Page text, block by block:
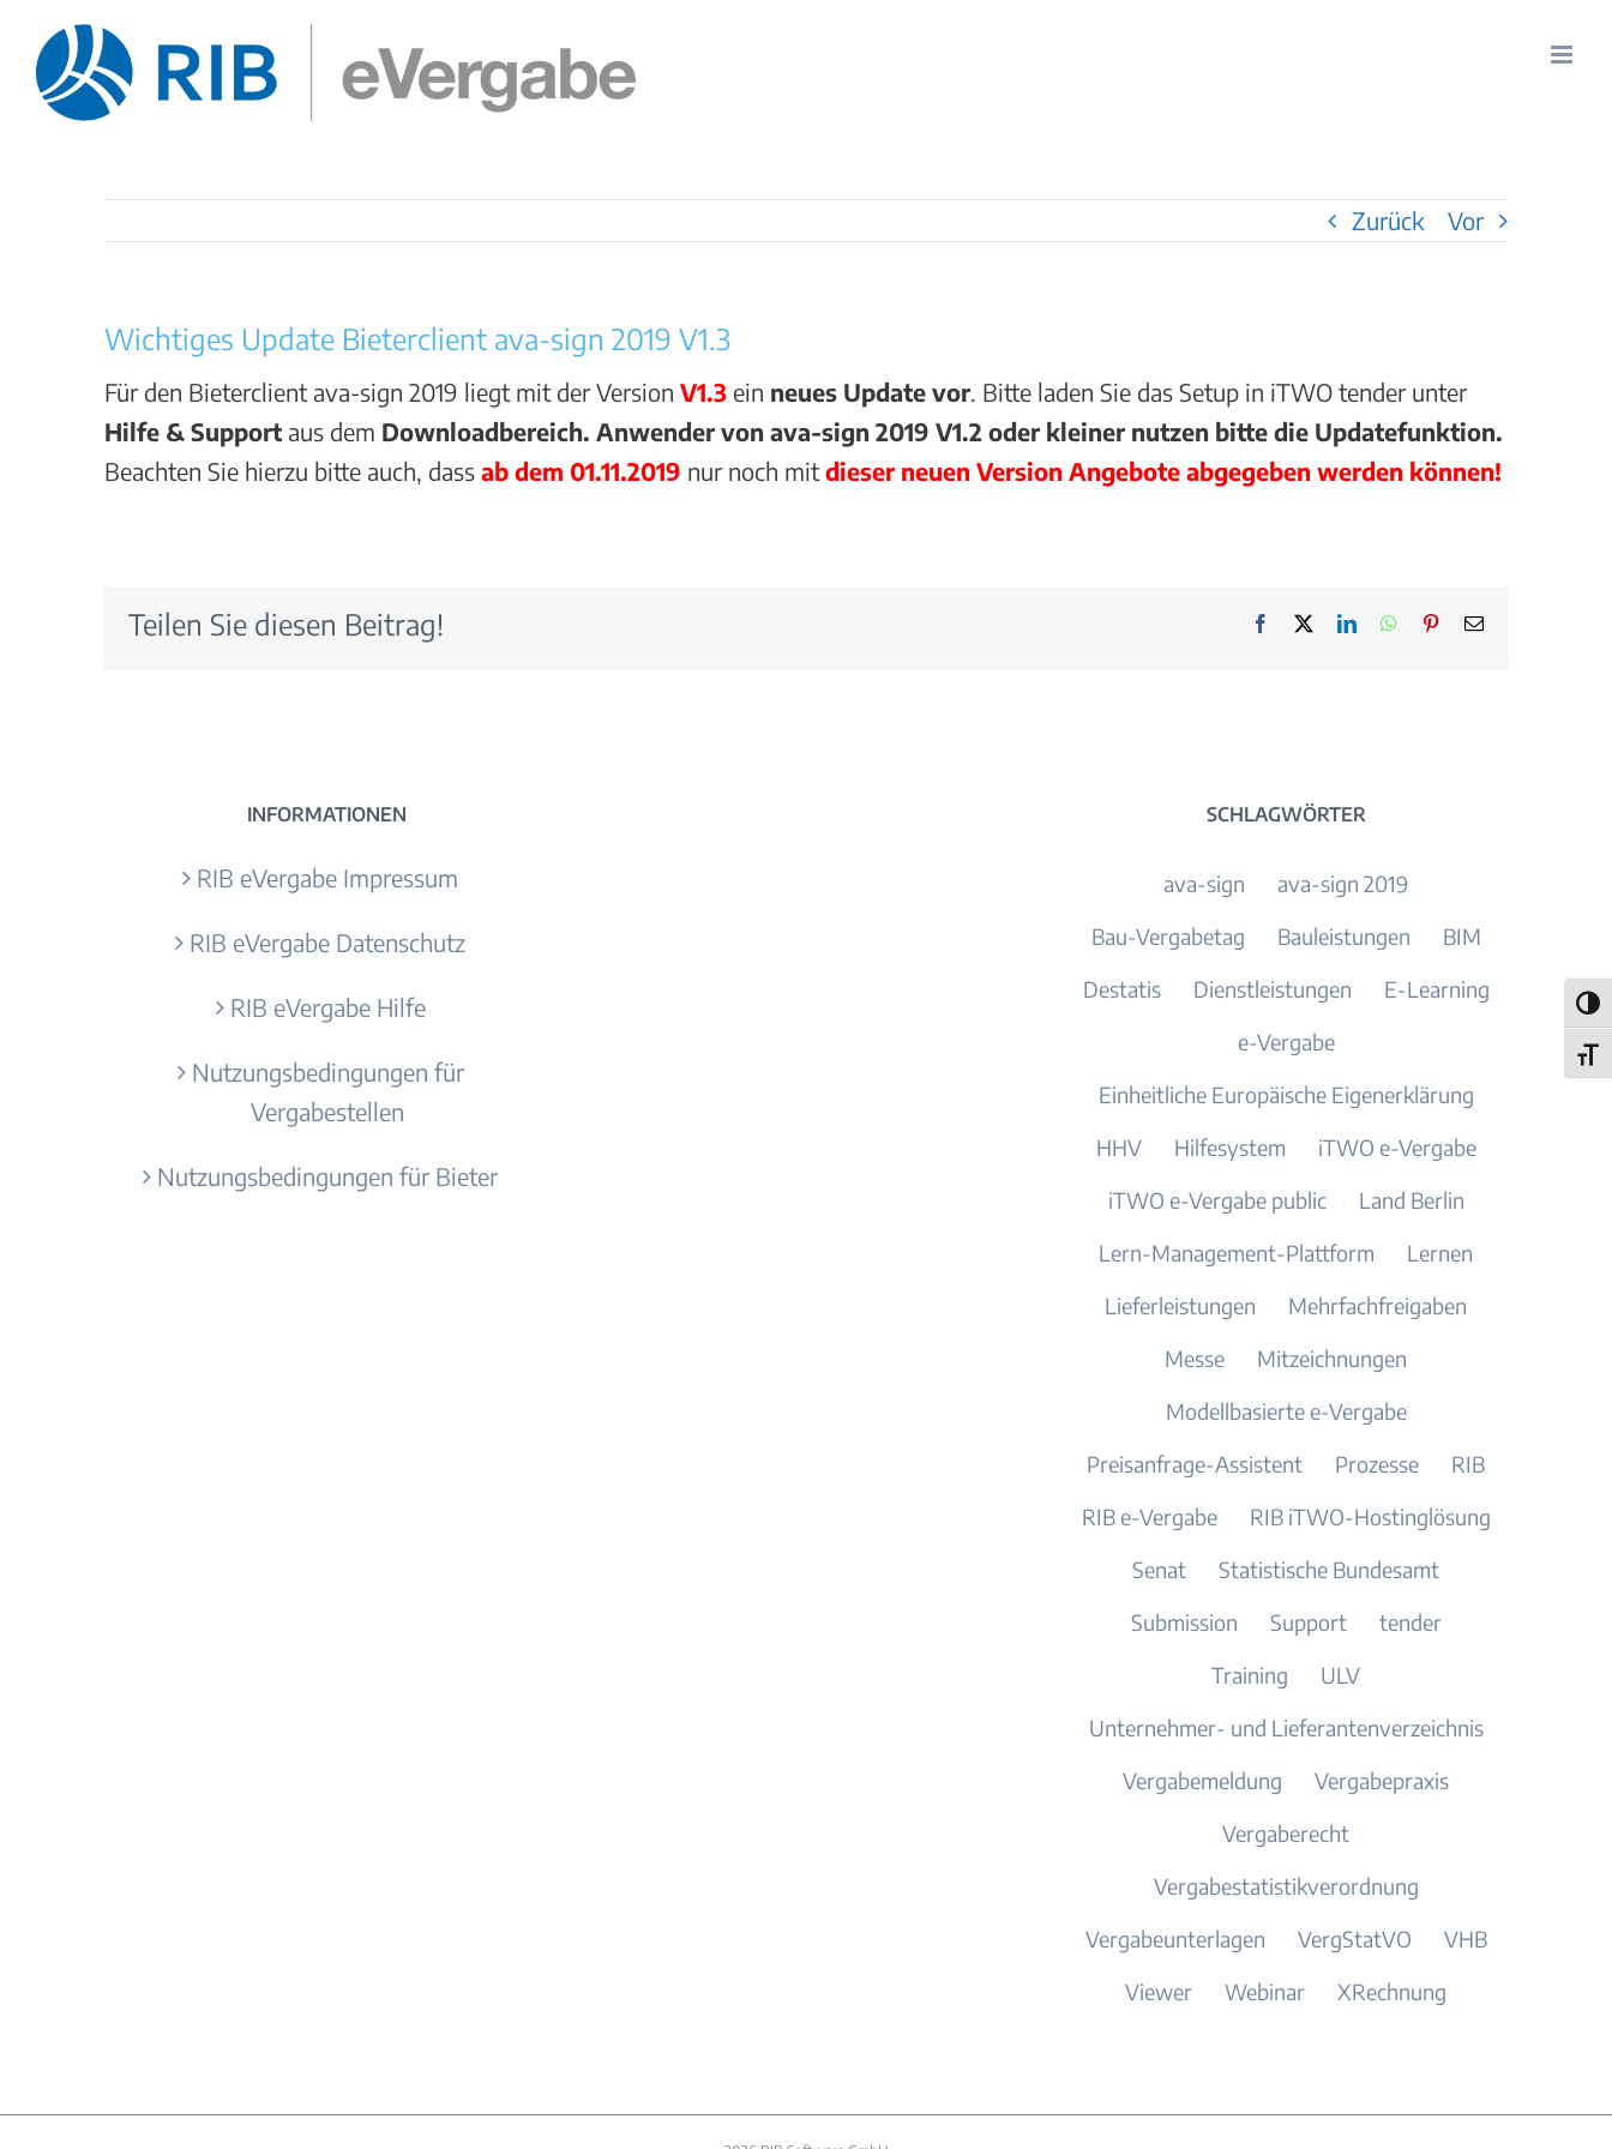
Inhalt
springen
Zurück Vor
Wichtiges Update Bieterclient ava-sign 2019 V1.3
Für den Bieterclient ava-sign 2019 liegt mit der Version V1.3 ein neues Update vor. Bitte laden Sie das Setup in iTWO tender unter
Hilfe & Support aus dem Downloadbereich. Anwender von ava-sign 2019 V1.2 oder kleiner nutzen bitte die Updatefunktion.
Beachten Sie hierzu bitte auch, dass ab dem 01.11.2019 nur noch mitdieser neuen Version Angebote abgegeben werden können!
Teilen Sie diesen Beitrag! Facebook LinkedInWhatsApp
Pinterest
E-
INFORMATIONEN
RIB eVergabe Impressum
RIB eVergabe Datenschutz
RIB eVergabe Hilfe
Nutzungsbedingungen für
Vergabestellen
Nutzungsbedingungen für Bieter
SCHLAGWÖRTER
ava-sign
ava-sign 2019
Bau-Vergabetag
Bauleistungen
BIM
Destatis
Dienstleistungen
E-Learning
e-Vergabe
Einheitliche Europäische Eigenerklärung
HHV
Hilfesystem
iTWO e-Vergabe
iTWO e-Vergabe public
Land Berlin
Lern-Management-Plattform
Lernen
Lieferleistungen
Mehrfachfreigaben
Messe
Mitzeichnungen
Modellbasierte e-Vergabe
Preisanfrage-Assistent
Prozesse
RIB
RIB e-Vergabe
RIB iTWO-Hostinglösung
Senat
Statistische Bundesamt
Submission
Support
tender
Training
ULV
Unternehmer- und Lieferantenverzeichnis
Vergabemeldung
Vergabepraxis
Vergaberecht
Vergabestatistikverordnung
Vergabeunterlagen
VergStatVO
VHB
Viewer
Webinar XRechnung